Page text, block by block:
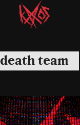
Kaaoszine
death team